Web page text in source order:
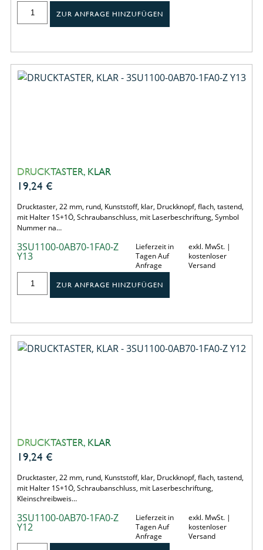
ZUR ANFRAGE HINZUFÜGEN
DRUCKTASTER, KLAR
19,24 €
Drucktaster, 22 mm, rund, Kunststoff, klar, Druckknopf, flach, tastend,
mit Halter 1S+1Ö, Schraubanschluss, mit Laserbeschriftung, Symbol
Nummer na…
3SU1100-0AB70-1FA0-Z
Y13
Lieferzeit in
Tagen Auf
Anfrage
exkl. MwSt. |
kostenloser
Versand
ZUR ANFRAGE HINZUFÜGEN
DRUCKTASTER, KLAR
19,24 €
Drucktaster, 22 mm, rund, Kunststoff, klar, Druckknopf, flach, tastend,
mit Halter 1S+1Ö, Schraubanschluss, mit Laserbeschriftung,
Kleinschreibweis…
3SU1100-0AB70-1FA0-Z
Y12
Lieferzeit in
Tagen Auf
Anfrage
exkl. MwSt. |
kostenloser
Versand